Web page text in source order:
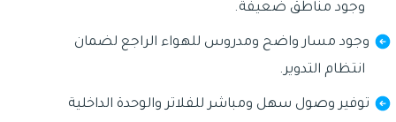
وجود مناطق ضعيفة.
وجود مسار واضح ومدروس للهواء الراجع لضمان
انتظام التدوير.
توفير وصول سهل ومباشر للفلاتر والوحدة الداخلية